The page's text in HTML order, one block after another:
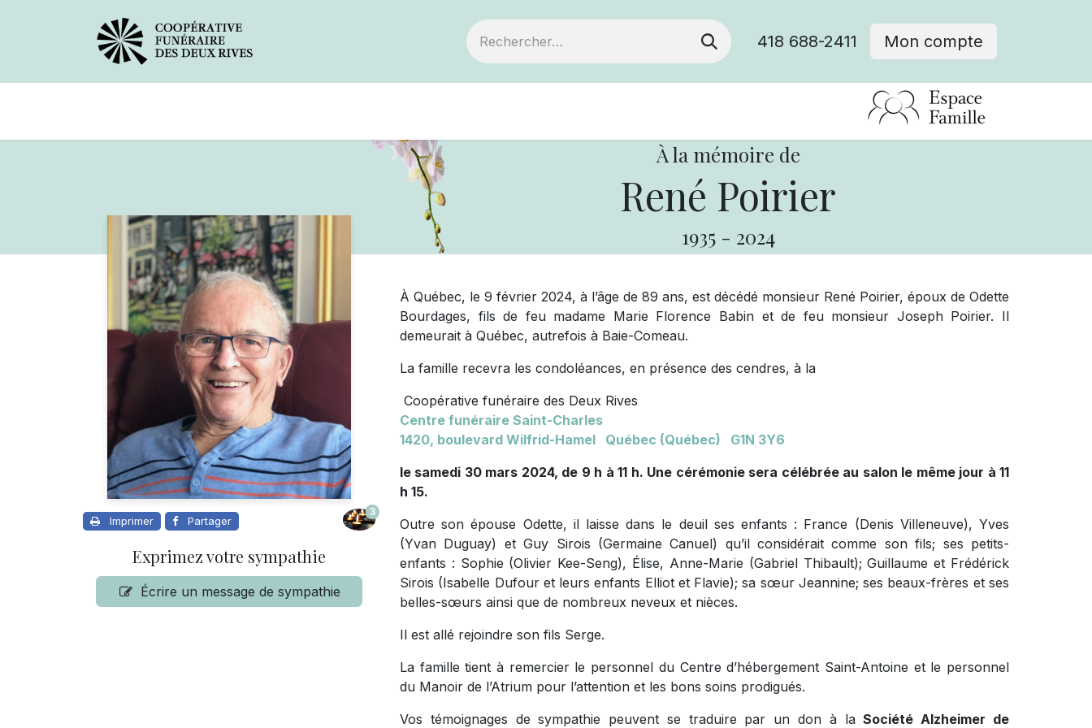
418 688-2411 Mon compte
À la mémoire de
René Poirier
1935 - 2024
Imprimer Partager
3
Exprimez votre sympathie
Écrire un message de sympathie
À Québec, le 9 février 2024, à l’âge de 89 ans, est décédé monsieur René Poirier, époux de Odette
Bourdages, fils de feu madame Marie Florence Babin et de feu monsieur Joseph Poirier. Il
demeurait à Québec, autrefois à Baie-Comeau.
La famille recevra les condoléances, en présence des cendres, à la
Coopérative funéraire des Deux Rives
Centre funéraire Saint-Charles
1420, boulevard Wilfrid-Hamel Québec (Québec) G1N 3Y6
le samedi 30 mars 2024, de 9 h à 11 h. Une cérémonie sera célébrée au salon le même jour à 11
h 15.
Outre son épouse Odette, il laisse dans le deuil ses enfants : France (Denis Villeneuve), Yves
(Yvan Duguay) et Guy Sirois (Germaine Canuel) qu’il considérait comme son fils; ses petits-
enfants : Sophie (Olivier Kee-Seng), Élise, Anne-Marie (Gabriel Thibault); Guillaume et Frédérick
Sirois (Isabelle Dufour et leurs enfants Elliot et Flavie); sa sœur Jeannine; ses beaux-frères et ses
belles-sœurs ainsi que de nombreux neveux et nièces.
Il est allé rejoindre son fils Serge.
La famille tient à remercier le personnel du Centre d’hébergement Saint-Antoine et le personnel
du Manoir de l’Atrium pour l’attention et les bons soins prodigués.
Vos témoignages de sympathie peuvent se traduire par un don à laSociété Alzheimer de